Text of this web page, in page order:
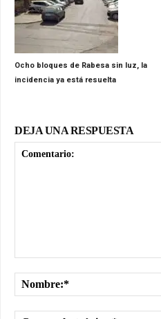
Ocho bloques de Rabesa sin luz, la
incidencia ya está resuelta
DEJA UNA RESPUESTA